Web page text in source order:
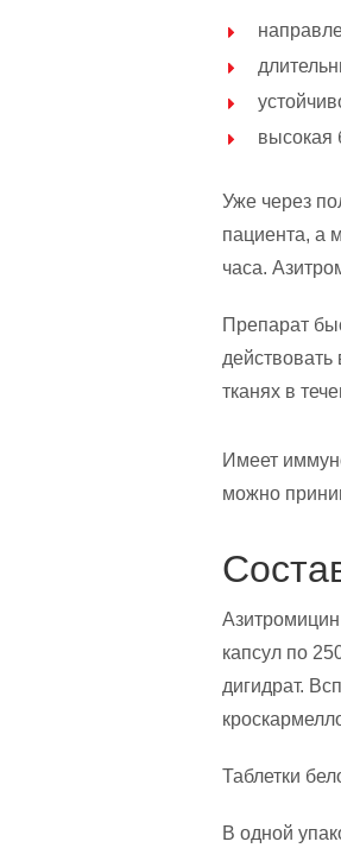
высокая
Уже через
пациента, а
часа.
Препарат
тканях в
Имеет
можно
капсул по
дигидрат.
Таблетки
В одной